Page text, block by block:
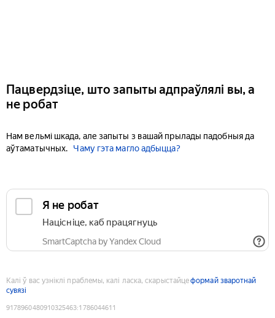
Пацвердзіце, што запыты адпраўлялі вы, а
не робат
Нам вельмі шкада, але запыты з вашай прылады падобныя да
аўтаматычных.
Чаму гэта магло адбыцца?
Я не робат
Націсніце, каб працягнуць
SmartCaptcha by Yandex Cloud
Калі ў вас узніклі праблемы, калі ласка, скарыстайцеформай зваротнай
сувязі
9178960480910325463:1786044611